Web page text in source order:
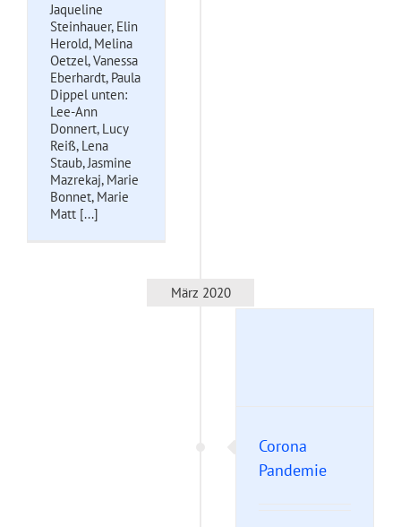
Jaqueline
Steinhauer, Elin
Herold, Melina
Oetzel, Vanessa
Eberhardt, Paula
Dippel unten:
Lee-Ann
Donnert, Lucy
Reiß, Lena
Staub, Jasmine
Mazrekaj, Marie
Bonnet, Marie
Matt [...]
März 2020
Corona
Pandemie